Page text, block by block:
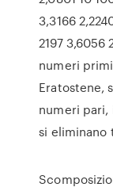
3,3166
2197 3,6056
numeri
Eratostene,
numeri
si eliminano